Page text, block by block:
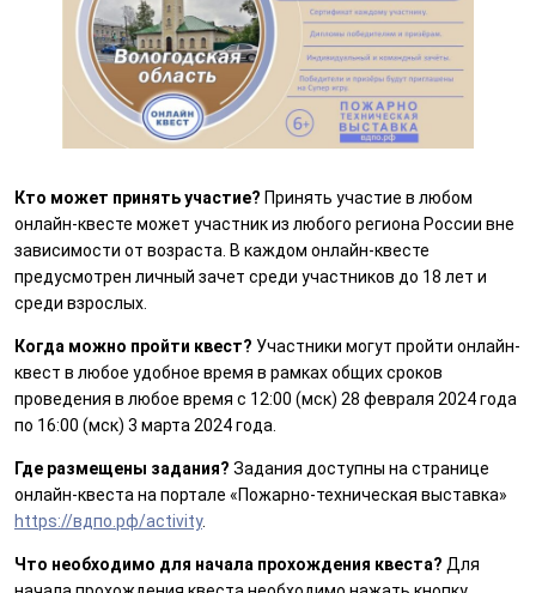
Кто может принять участие? Принять участие в любом
онлайн-квесте может участник из любого региона России вне
зависимости от возраста. В каждом онлайн-квесте
предусмотрен личный зачет среди участников до 18 лет и
среди взрослых.
Когда можно пройти квест? Участники могут пройти онлайн-
квест в любое удобное время в рамках общих сроков
проведения в любое время с 12:00 (мск) 28 февраля 2024 года
по 16:00 (мск) 3 марта 2024 года.
Где размещены задания? Задания доступны на странице
онлайн-квеста на портале «Пожарно-техническая выставка»
https://вдпо.рф/activity.
Что необходимо для начала прохождения квеста? Для